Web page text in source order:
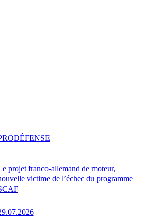
projet franco-allemand de moteur,
victime de l’échec du programme
DÉFENSE